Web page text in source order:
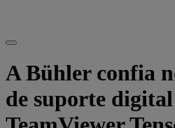
A Bühler confia
de suporte